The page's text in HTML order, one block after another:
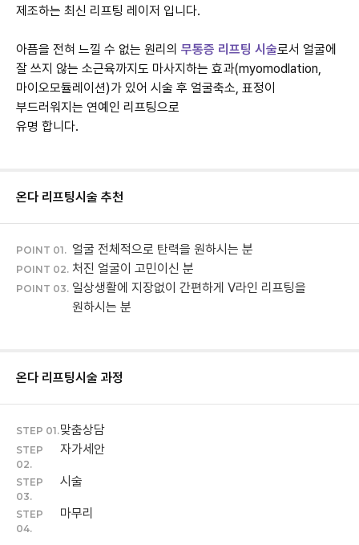
제조하는 최신 리프팅 레이저 입니다.
아픔을 전혀 느낄 수 없는 원리의 무통증 리프팅 시술로서 얼굴에
잘 쓰지 않는 소근육까지도 마사지하는 효과(myomodlation,
마이오모듈레이션)가 있어 시술 후 얼굴축소, 표정이
부드러워지는 연예인 리프팅으로
유명 합니다.
온다 리프팅시술 추천
POINT 01. 얼굴 전체적으로 탄력을 원하시는 분
POINT 02. 처진 얼굴이 고민이신 분
POINT 03. 일상생활에 지장없이 간편하게 V라인 리프팅을
원하시는 분
온다 리프팅시술 과정
STEP 01.맞춤상담
STEP
02.
자가세안
STEP
03.
시술
STEP
04.
마무리